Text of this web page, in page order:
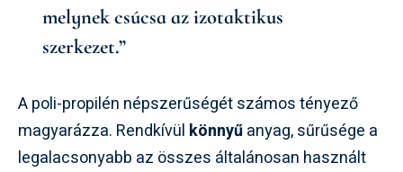
melynek csúcsa az izotaktikus
szerkezet.”
A poli-propilén népszerűségét számos tényező
magyarázza. Rendkívül könnyűanyag, sűrűsége a
legalacsonyabb az összes általánosan használt